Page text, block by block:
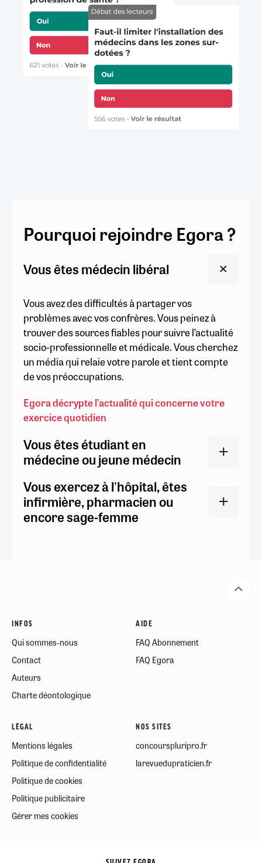
Pourquoi rejoindre Egora ?
Vous êtes médecin libéral
Vous avez des difficultés à partager vos
problèmes avec vos confrères. Vous peinez à
trouver des sources fiables pour suivre l’actualité
socio-professionnelle et médicale. Vous cherchez
un média qui relaie votre parole et tient compte
de vos préoccupations.
Egora décrypte l’actualité qui concerne votre
exercice quotidien
Vous êtes étudiant en
médecine ou jeune médecin
Vous exercez à l'hôpital, êtes
infirmière, pharmacien ou
encore sage-femme
INFOS
Qui sommes-nous
Contact
Auteurs
Charte déontologique
AIDE
FAQ Abonnement
FAQ Egora
LÉGAL
Mentions légales
Politique de confidentialité
Politique de cookies
Politique publicitaire
Gérer mes cookies
NOS SITES
concourspluripro.fr
larevuedupraticien.fr